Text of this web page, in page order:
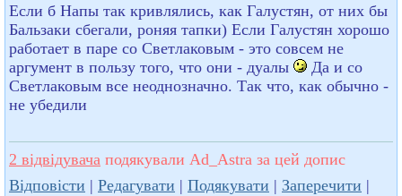
Если б Напы так кривлялись, как Галустян, от них бы
Бальзаки сбегали, роняя тапки) Если Галустян хорошо
работает в паре со Светлаковым - это совсем не
аргумент в пользу того, что они - дуалы
Да и со
Светлаковым все неоднозначно. Так что, как обычно -
не убедили
2 відвідувача подякували Ad_Astra за цей допис
Відповісти | Редагувати | Подякувати | Заперечити |